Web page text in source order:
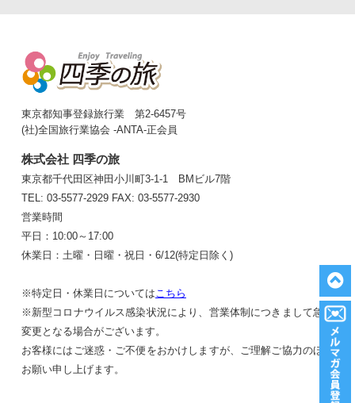
東京都知事登録旅行業 第2-6457号
(社)全国旅行業協会 -ANTA-正会員
株式会社 四季の旅
東京都千代田区神田小川町3-1-1 BMビル7階
TEL: 03-5577-2929FAX: 03-5577-2930
営業時間
平日：10:00～17:00
休業日：土曜・日曜・祝日・6/12(特定日除く)
※特定日・休業日についてはこちら
※新型コロナウイルス感染状況により、営業体制につきまして急遽
変更となる場合がございます。
お客様にはご迷惑・ご不便をおかけしますが、ご理解ご協力のほど
お願い申し上げます。